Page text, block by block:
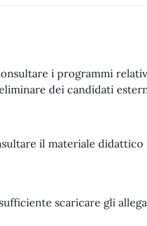
i programmi
dei candidati
il materiale
scaricare gli